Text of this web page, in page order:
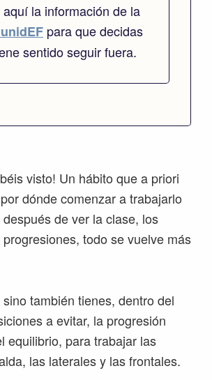
la información de la
para que decidas
sentido seguir fuera.
visto! Un hábito que a priori
dónde comenzar a trabajarlo
de ver la clase, los
todo se vuelve más
también tienes, dentro del
a evitar, la progresión
equilibrio, para trabajar las
las laterales y las frontales.